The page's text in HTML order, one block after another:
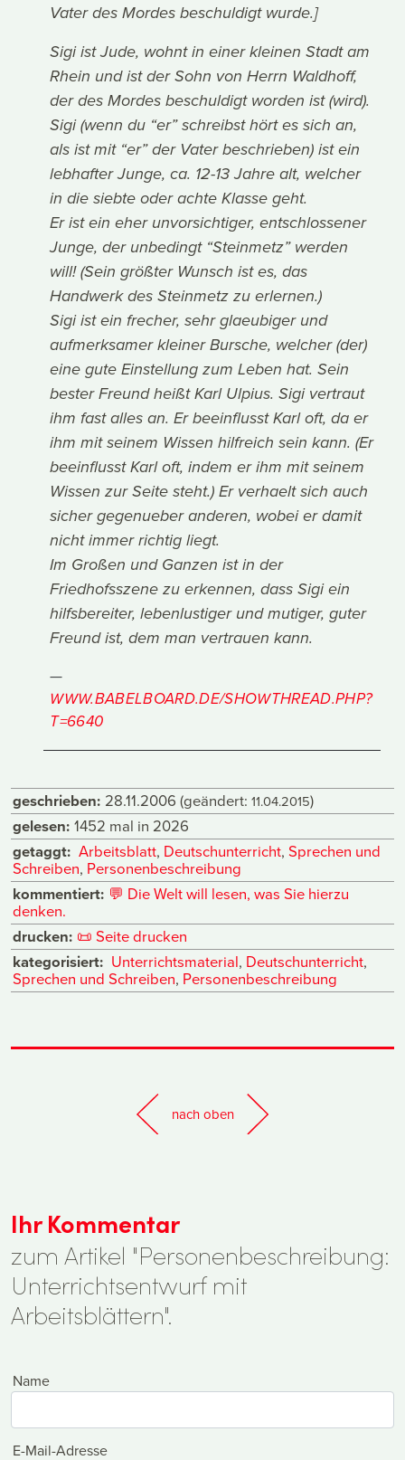
Vater des Mordes beschuldigt wurde.]
Sigi ist Jude, wohnt in einer kleinen Stadt am
Rhein und ist der Sohn von Herrn Waldhoff,
der des Mordes beschuldigt worden ist (wird).
Sigi (wenn du “er” schreibst hört es sich an,
als ist mit “er” der Vater beschrieben) ist ein
lebhafter Junge, ca. 12-13 Jahre alt, welcher
in die siebte oder achte Klasse geht.
Er ist ein eher unvorsichtiger, entschlossener
Junge, der unbedingt “Steinmetz” werden
will! (Sein größter Wunsch ist es, das
Handwerk des Steinmetz zu erlernen.)
Sigi ist ein frecher, sehr glaeubiger und
aufmerksamer kleiner Bursche, welcher (der)
eine gute Einstellung zum Leben hat. Sein
bester Freund heißt Karl Ulpius. Sigi vertraut
ihm fast alles an. Er beeinflusst Karl oft, da er
ihm mit seinem Wissen hilfreich sein kann. (Er
beeinflusst Karl oft, indem er ihm mit seinem
Wissen zur Seite steht.) Er verhaelt sich auch
sicher gegenueber anderen, wobei er damit
nicht immer richtig liegt.
Im Großen und Ganzen ist in der
Friedhofsszene zu erkennen, dass Sigi ein
hilfsbereiter, lebenlustiger und mutiger, guter
Freund ist, dem man vertrauen kann.
WWW.BABELBOARD.DE/SHOWTHREAD.PHP?
T=6640
geschrieben: 28.11.2006 (geändert: 11.04.2015)
gelesen: 1452 mal in 2026
getaggt: Arbeitsblatt, Deutschunterricht, Sprechen und
Schreiben, Personenbeschreibung
kommentiert: 💬 Die Welt will lesen, was Sie hierzu
denken.
drucken: 📜 Seite drucken
kategorisiert: Unterrichtsmaterial, Deutschunterricht,
Sprechen und Schreiben, Personenbeschreibung
nach oben
Ihr Kommentar
zum Artikel "Personenbeschreibung:
Unterrichtsentwurf mit
Arbeitsblättern".
Name
E-Mail-Adresse